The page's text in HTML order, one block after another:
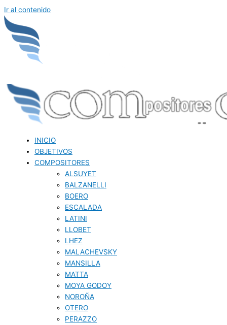
Ir al contenido
INICIO
OBJETIVOS
COMPOSITORES
ALSUYET
BALZANELLI
BOERO
ESCALADA
LATINI
LLOBET
LHEZ
MALACHEVSKY
MANSILLA
MATTA
MOYA GODOY
NOROÑA
OTERO
PERAZZO